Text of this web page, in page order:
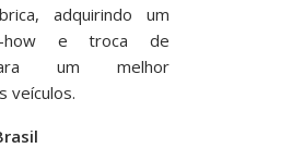
adquirindo um
how e troca de
um melhor
veículos.